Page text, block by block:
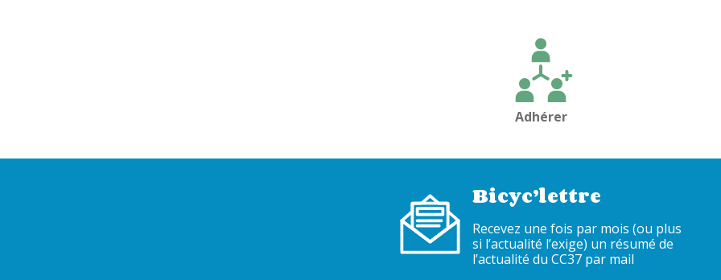
Adhérer
Bicyc’lettre
Recevez une fois par mois (ou plus
si l’actualité l’exige) un résumé de
l’actualité du CC37 par mail